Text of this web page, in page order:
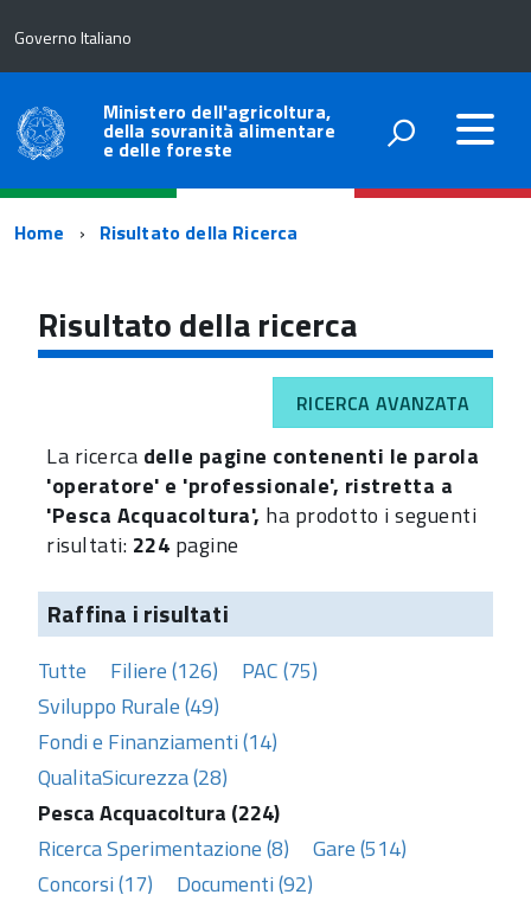
Governo Italiano
Ministero dell'agricoltura,
della sovranità alimentare
e delle foreste
Percorso
navigazione
Home Risultato della Ricerca
Risultato della ricerca
RICERCA AVANZATA
La ricerca delle pagine contenenti le parola
'operatore' e 'professionale', ristretta a
'Pesca Acquacoltura', ha prodotto i seguenti
risultati: 224 pagine
Raffina i risultati
Tutte Filiere (126)
PAC (75)
Sviluppo Rurale (49)
Fondi e Finanziamenti (14)
QualitaSicurezza (28)
Pesca Acquacoltura (224)
Ricerca Sperimentazione (8)
Gare (514)
Concorsi (17)
Documenti (92)